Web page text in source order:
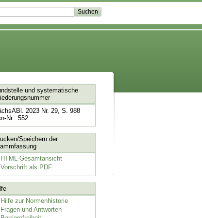
und systematische
2023 Nr. 29, S. 988
Nr.: 552
Speichern der
HTML-Gesamtansicht
Vorschrift als PDF
Hilfe zur Normenhistorie
Fragen und Antworten